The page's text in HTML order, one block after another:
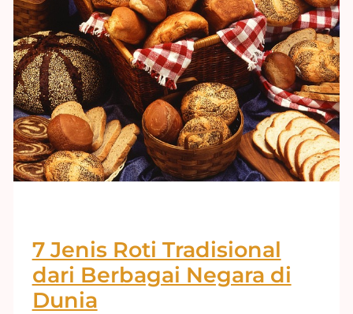
7 Jenis Roti Tradisional
dari Berbagai Negara di
Dunia